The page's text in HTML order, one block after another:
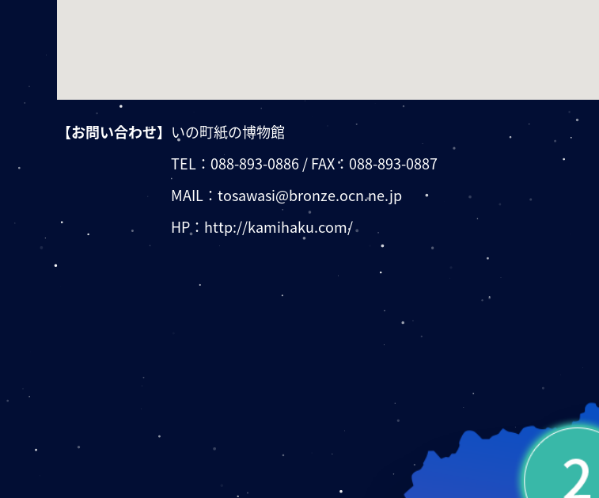
【お問い合わせ】 いの町紙の博物館
TEL：088-893-0886/ FAX： 088-893-0887
MAIL： tosawasi@bronze.ocn.ne.jp
HP： http://kamihaku.com/